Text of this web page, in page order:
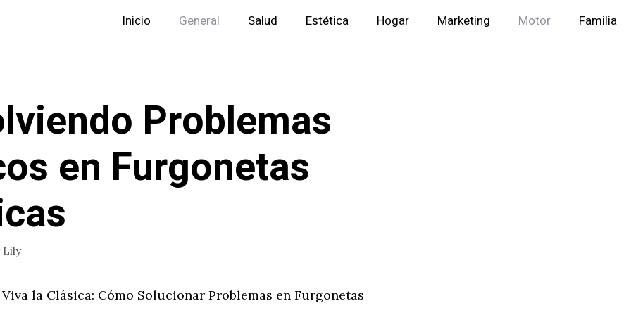
Inicio General Salud Estética Hogar Marketing Motor Familia
Problemas
en Furgonetas
Lily
la Clásica: Cómo Solucionar Problemas en Furgonetas